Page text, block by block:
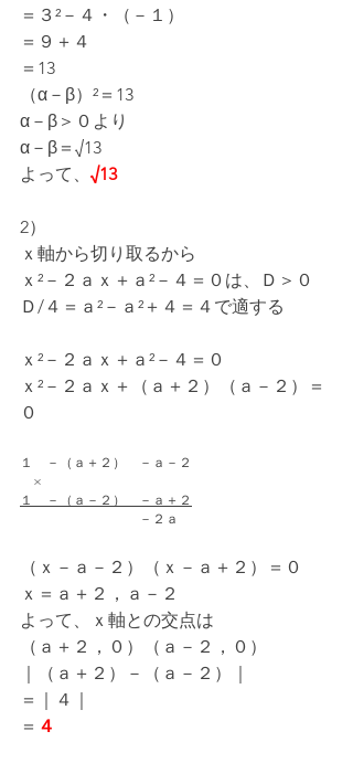
＝３²－４・（－１）
＝９＋４
＝13
（α－β）²＝13
α－β＞０より
α－β＝√13
よって、 √13
2）
ｘ軸から切り取るから
ｘ²－２ａｘ＋ａ²－４＝０は、Ｄ＞０
Ｄ/４＝ａ²－ａ²＋４＝４で適する
ｘ²－２ａｘ＋ａ²－４＝０
ｘ²－２ａｘ＋（ａ＋２）（ａ－２）＝
０
１　－（ａ＋２）　－ａ－２
×
１　－（ａ－２）　－ａ＋２
－２ａ
（ｘ－ａ－２）（ｘ－ａ＋２）＝０
ｘ＝ａ＋２，ａ－２
よって、ｘ軸との交点は
（ａ＋２，０）（ａ－２，０）
｜（ａ＋２）－（ａ－２）｜
＝｜４｜
＝ ４